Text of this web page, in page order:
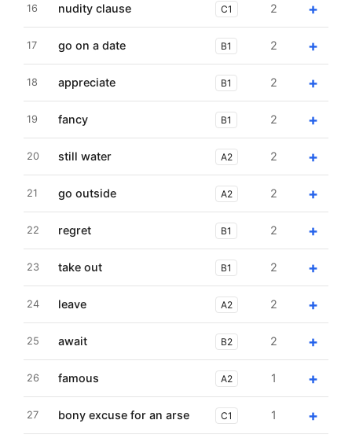
16 nudity clause C1 2 +
17 go on a date B1 2 +
18 appreciate B1 2 +
19 fancy B1 2 +
20 still water A2 2 +
21 go outside A2 2 +
22 regret B1 2 +
23 take out B1 2 +
24 leave A2 2 +
25 await B2 2 +
26 famous A2 1 +
27 bony excuse for an arse C1 1 +